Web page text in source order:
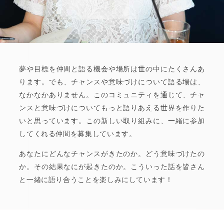
夢や目標を仲間と語る機会や場所は世の中にたくさんあ
ります。でも、チャンスや意味づけについて語る場は、
なかなかありません。このコミュニティを通じて、チャ
ンスと意味づけについてもっと語りあえる世界を作りた
いと思っています。この新しい取り組みに、一緒に参加
してくれる仲間を募集しています。
あなたにどんなチャンスがきたのか。どう意味づけたの
か。その結果なにが起きたのか。こういった話を皆さん
と一緒に語り合うことを楽しみにしています！